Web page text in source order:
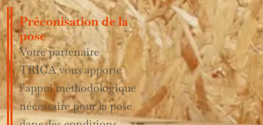
Préconisation de la
pose
Votre partenaire
TRICA vous apporte
l’appui méthodologique
nécessaire pour la pose